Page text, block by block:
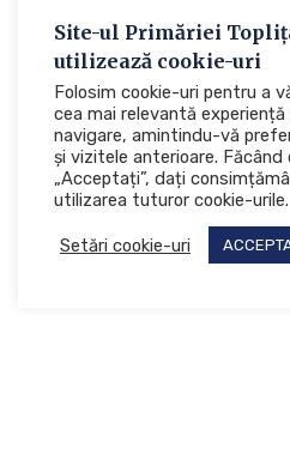
Site-ul Primăriei
utilizează cookie-uri
Folosim cookie-uri pentru a
cea mai relevantă experiență
navigare, amintindu-vă
și vizitele anterioare. Făcând
„Acceptați”, dați
utilizarea tuturor cookie-urile.
Setări cookie-uri